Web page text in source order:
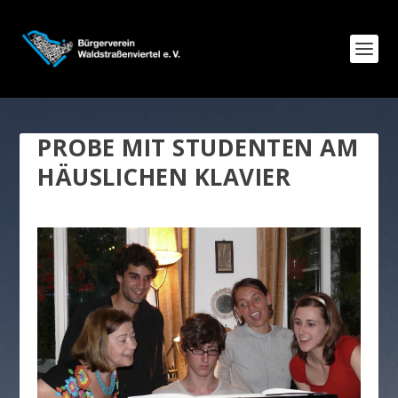
PROBE MIT STUDENTEN AM
HÄUSLICHEN KLAVIER